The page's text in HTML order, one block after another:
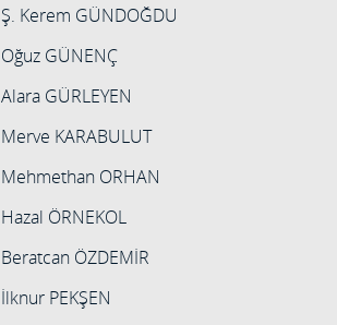
Ş. Kerem GÜNDOĞDU
Oğuz GÜNENÇ
Alara GÜRLEYEN
Merve KARABULUT
Mehmethan ORHAN
Hazal ÖRNEKOL
Beratcan ÖZDEMİR
İlknur PEKŞEN